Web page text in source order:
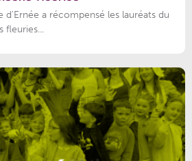
d'Ernée a récompensé les lauréats du
fleuries...